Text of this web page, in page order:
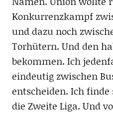
Konkurrenzkampf
und dazu noch
Torhütern. Und den
bekommen. Ich
eindeutig zwischen
entscheiden. Ich
die Zweite Liga. Und